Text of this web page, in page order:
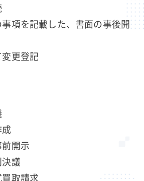
項を記載した、書面の事後開
更登記
開示
議
取請求